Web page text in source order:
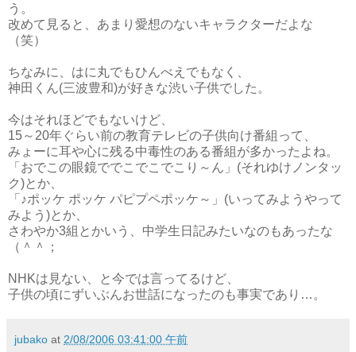
う。
改めて見ると、あまり愛想のないキャラクターだよな
（笑）
ちなみに、はに丸でもひんべえでもなく、
神田くん(三波豊和)が好きな渋い子供でした。
今はそれほどでもないけど、
15～20年ぐらい前の教育テレビの子供向け番組って、
みょーに耳や心に残る中毒性のある番組が多かったよね。
「おでこの眼鏡ででこでこでこり～ん」(それゆけノンタッ
ク)とか、
「♪ポッケ ポッケ パピプペポッケ～」(いってみようやって
みよう)とか、
さわやか3組とかいう、中学生日記みたいなのもあったな
（＾＾；
NHKは見ない、と今では言ってるけど、
子供の頃にずいぶんお世話になったのも事実であり…。
jubako at 2/08/2006 03:41:00 午前